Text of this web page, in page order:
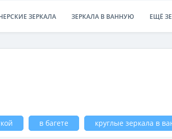
ЗЕРКАЛА ЗЕРКАЛА В ВАННУЮ ЕЩЁ
в багете круглые зеркала в